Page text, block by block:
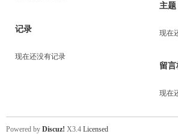
记录
现在还没有记录
主题
现在
留言
现在
Powered by Discuz! X3.4 Licensed